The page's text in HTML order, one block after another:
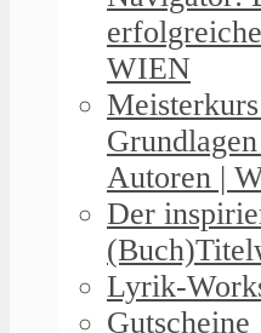
WIEN
Autoren |
Der
Lyrik-
Gutscheine